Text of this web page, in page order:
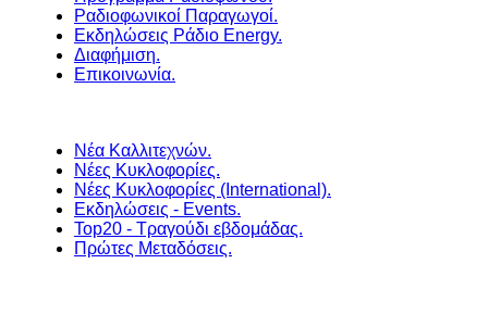
Ραδιοφωνικοί Παραγωγοί.
Εκδηλώσεις Ράδιο Energy.
Διαφήμιση.
Επικοινωνία.
Νέα Καλλιτεχνών.
Νέες Κυκλοφορίες.
Νέες Κυκλοφορίες (International).
Εκδηλώσεις - Events.
Top20 - Τραγούδι εβδομάδας.
Πρώτες Μεταδόσεις.